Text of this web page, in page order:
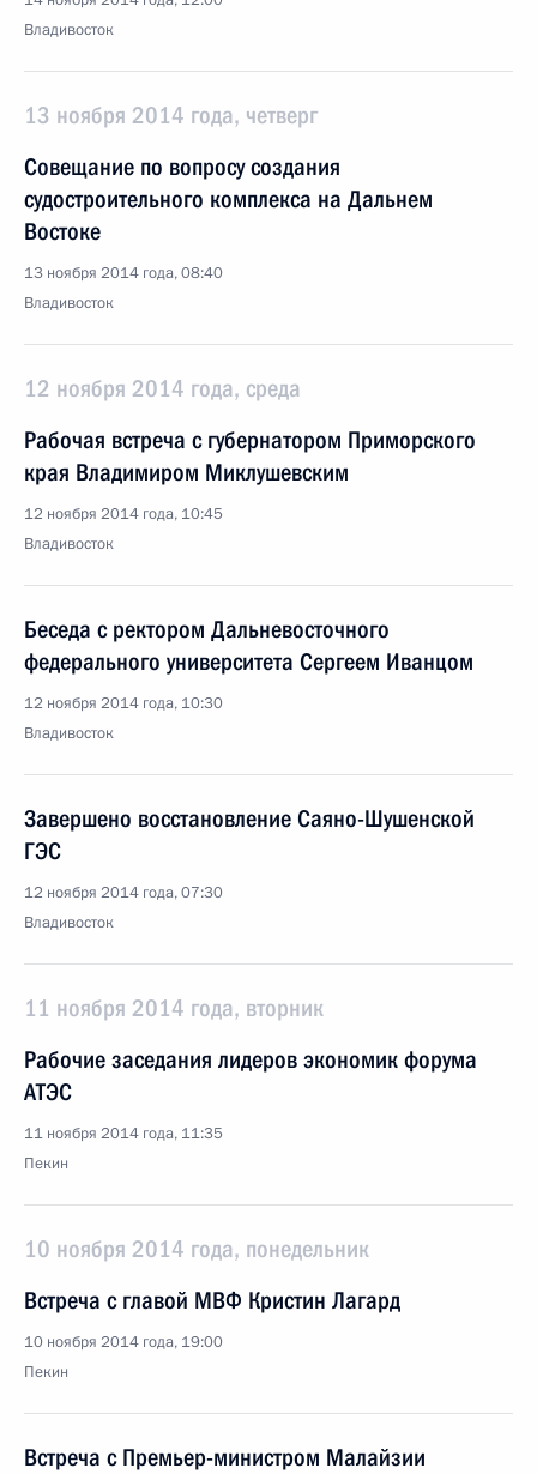
Владивосток
13 ноября 2014 года, четверг
Совещание по вопросу создания
судостроительного комплекса на Дальнем
Востоке
13 ноября 2014 года, 08:40
Владивосток
12 ноября 2014 года, среда
Рабочая встреча с губернатором Приморского
края Владимиром Миклушевским
12 ноября 2014 года, 10:45
Владивосток
Беседа с ректором Дальневосточного
федерального университета Сергеем Иванцом
12 ноября 2014 года, 10:30
Владивосток
Завершено восстановление Саяно-Шушенской
ГЭС
12 ноября 2014 года, 07:30
Владивосток
11 ноября 2014 года, вторник
Рабочие заседания лидеров экономик форума
АТЭС
11 ноября 2014 года, 11:35
Пекин
10 ноября 2014 года, понедельник
Встреча с главой МВФ Кристин Лагард
10 ноября 2014 года, 19:00
Пекин
Встреча с Премьер-министром Малайзии